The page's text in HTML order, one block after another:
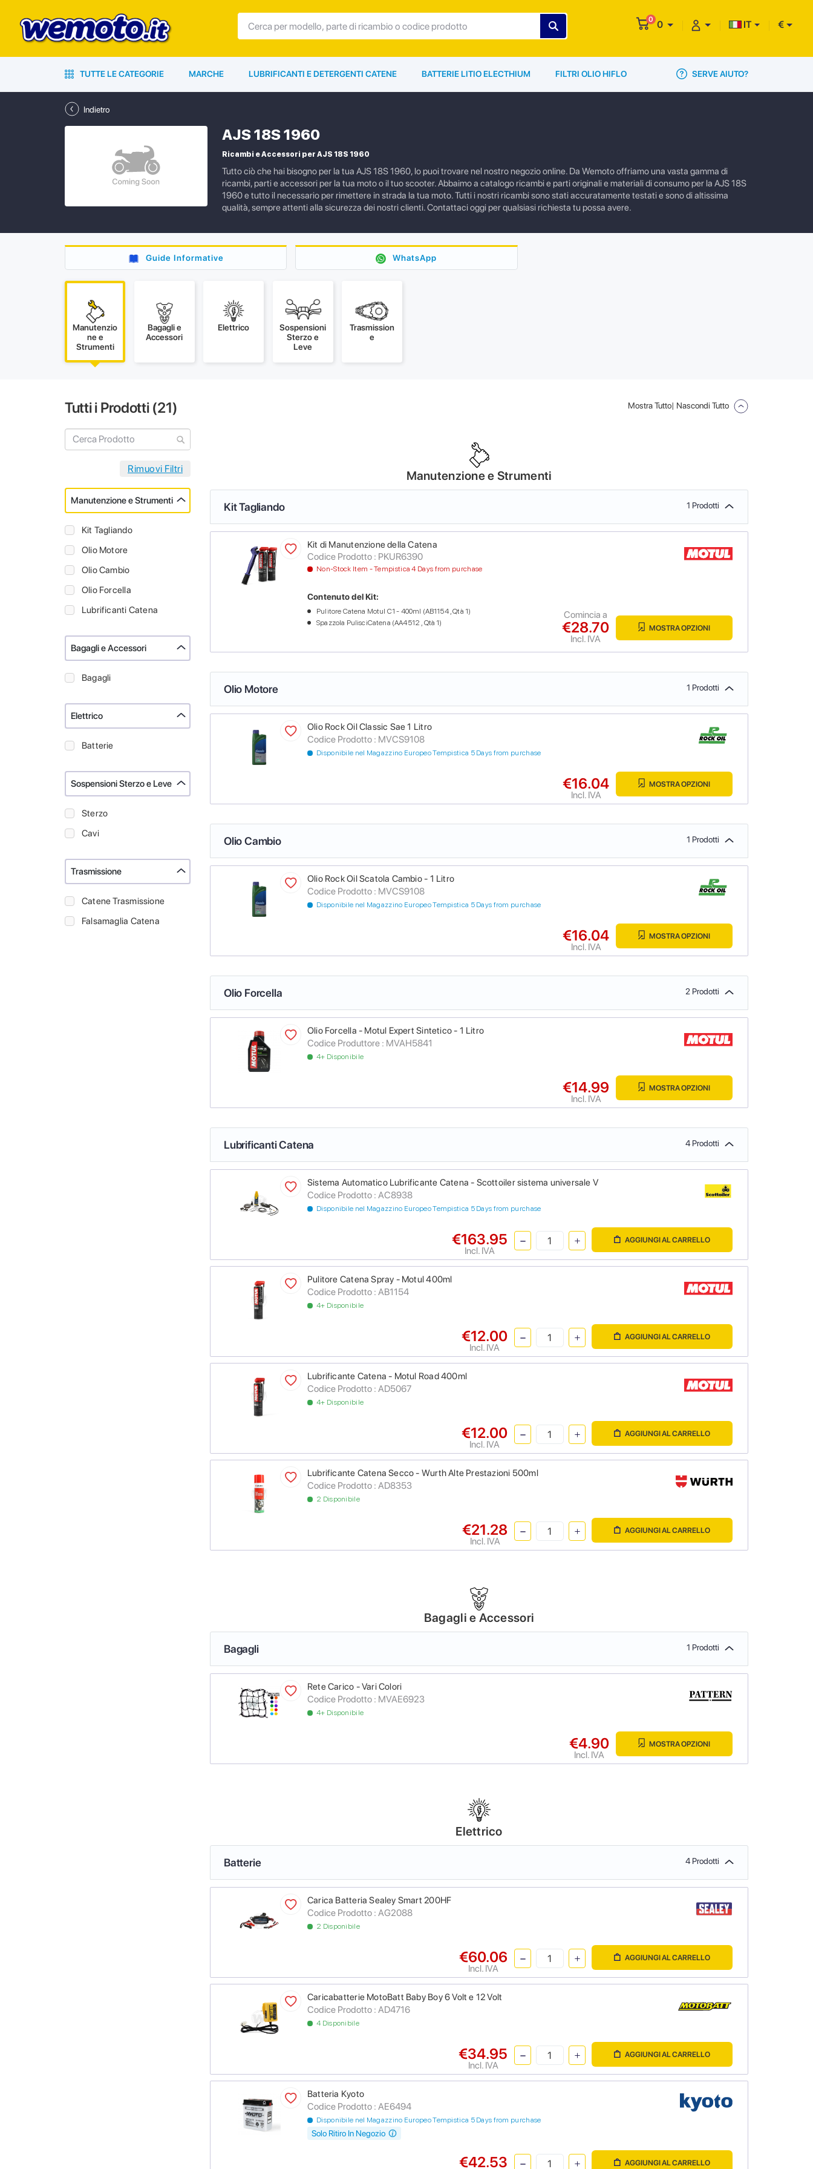
0 0 IT €
TUTTE LE CATEGORIE MARCHE LUBRIFICANTI E DETERGENTI CATENE BATTERIE LITIO ELECTHIUM FILTRI OLIO HIFLO SERVE AIUTO?
Indietro
AJS 18S 1960
Ricambi e Accessori per AJS 18S 1960
Tutto ciò che hai bisogno per la tua AJS 18S 1960, lo puoi trovare nel nostro negozio online. Da Wemoto offriamo una vasta gamma di
ricambi, parti e accessori per la tua moto o il tuo scooter. Abbaimo a catalogo ricambi e parti originali e materiali di consumo per la AJS 18S
1960 e tutto il necessario per rimettere in strada la tua moto. Tutti i nostri ricambi sono stati accuratamente testati e sono di altissima
qualità, sempre attenti alla sicurezza dei nostri clienti. Contattaci oggi per qualsiasi richiesta tu possa avere.
Guide Informative WhatsApp
Manutenzio
ne e
Strumenti
Bagagli e
Accessori
Elettrico
Sospensioni
Sterzo e
Leve
Trasmission
e
Tutti i Prodotti (21)
Manutenzione e Strumenti
Kit Tagliando
Olio Motore
Olio Cambio
Olio Forcella
Lubrificanti Catena
Bagagli e Accessori
Bagagli
Elettrico
Batterie
Sospensioni Sterzo e Leve
Sterzo
Cavi
Trasmissione
Catene Trasmissione
Falsamaglia Catena
Mostra Tutto| Nascondi Tutto
Manutenzione e Strumenti
Kit Tagliando 1 Prodotti
Kit di Manutenzione della Catena
Codice Prodotto : PKUR6390
Non-Stock Item - Tempistica 4 Days from purchase
Contenuto del Kit:
Pulitore Catena Motul C1 - 400ml (AB1154 , Qtà 1)
Spazzola PulisciCatena (AA4512 , Qtà 1)
€28.70
Incl. IVA
Comincia a
MOSTRA OPZIONI
Olio Motore 1 Prodotti
Olio Rock Oil Classic Sae 1 Litro
Codice Prodotto : MVCS9108
Disponibile nel Magazzino Europeo Tempistica 5 Days from purchase
€16.04
Incl. IVA
MOSTRA OPZIONI
Olio Cambio 1 Prodotti
Olio Rock Oil Scatola Cambio - 1 Litro
Codice Prodotto : MVCS9108
Disponibile nel Magazzino Europeo Tempistica 5 Days from purchase
€16.04
Incl. IVA
MOSTRA OPZIONI
Olio Forcella 2 Prodotti
Olio Forcella - Motul Expert Sintetico - 1 Litro
Codice Produttore : MVAH5841
4+ Disponibile
€14.99
Incl. IVA
MOSTRA OPZIONI
Lubrificanti Catena 4 Prodotti
Sistema Automatico Lubrificante Catena - Scottoiler sistema universale V
Codice Prodotto : AC8938
Disponibile nel Magazzino Europeo Tempistica 5 Days from purchase
€163.95
Incl. IVA
AGGIUNGI AL CARRELLO
Pulitore Catena Spray - Motul 400ml
Codice Prodotto : AB1154
4+ Disponibile
€12.00
Incl. IVA
AGGIUNGI AL CARRELLO
Lubrificante Catena - Motul Road 400ml
Codice Prodotto : AD5067
4+ Disponibile
€12.00
Incl. IVA
AGGIUNGI AL CARRELLO
Lubrificante Catena Secco - Wurth Alte Prestazioni 500ml
Codice Prodotto : AD8353
2 Disponibile
€21.28
Incl. IVA
AGGIUNGI AL CARRELLO
Bagagli e Accessori
Bagagli 1 Prodotti
Rete Carico - Vari Colori
Codice Prodotto : MVAE6923
4+ Disponibile
€4.90
Incl. IVA
MOSTRA OPZIONI
Elettrico
Batterie 4 Prodotti
Carica Batteria Sealey Smart 200HF
Codice Prodotto : AG2088
2 Disponibile
€60.06
Incl. IVA
AGGIUNGI AL CARRELLO
Caricabatterie MotoBatt Baby Boy 6 Volt e 12 Volt
Codice Prodotto : AD4716
4 Disponibile
€34.95
Incl. IVA
AGGIUNGI AL CARRELLO
Batteria Kyoto
Codice Prodotto : AE6494
Disponibile nel Magazzino Europeo Tempistica 5 Days from purchase
Solo Ritiro In Negozio
€42.53 AGGIUNGI AL CARRELLO